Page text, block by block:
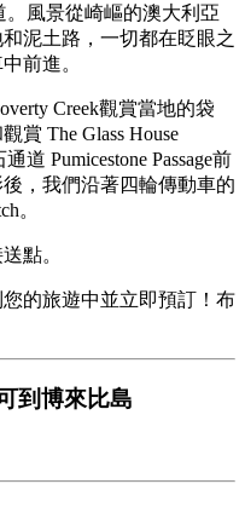
風景從崎嶇的澳大利亞
泥土路，一切都在眨眼之
前進。
Creek觀賞當地的袋
賞 The Glass House
通道 Pumicestone Passage前
，我們沿著四輪傳動車的
。
點。
的旅遊中並立即預訂！ 布
到博來比島